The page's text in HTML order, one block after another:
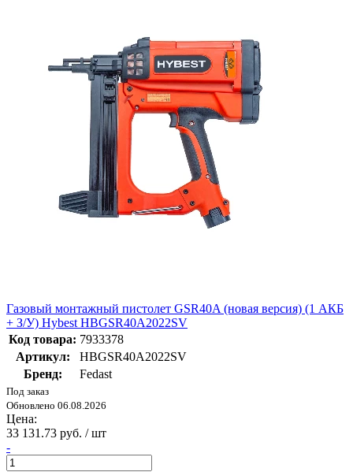
Газовый монтажный пистолет GSR40A (новая версия) (1 АКБ
+ З/У) Hybest HBGSR40A2022SV
Код товара: 7933378
Артикул:
HBGSR40A2022SV
Бренд:
Fedast
Под заказ
Обновлено 06.08.2026
Цена:
33 131.73 руб. / шт
-